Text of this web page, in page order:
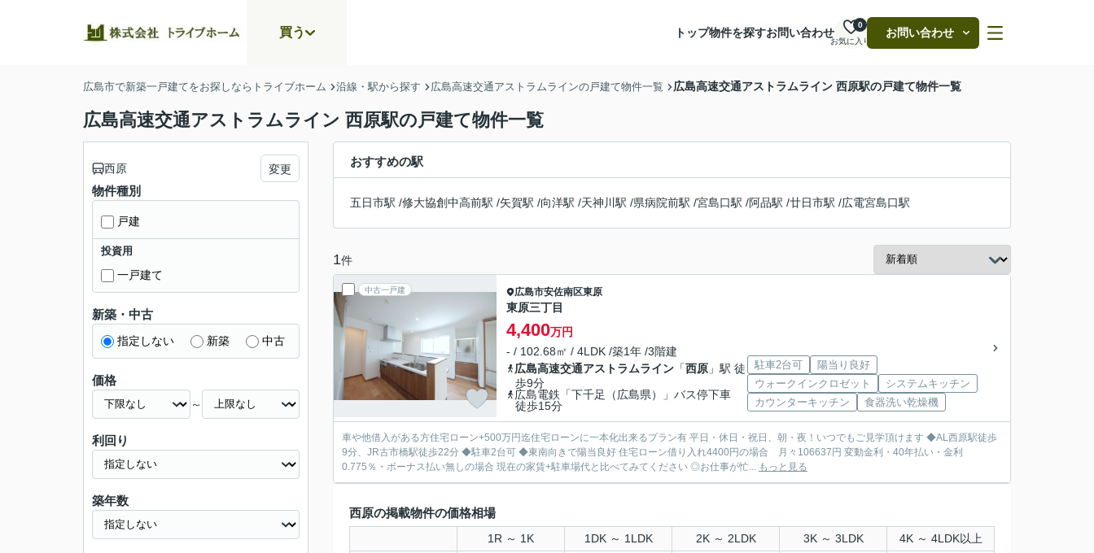
買う トップ物件を探すお問い合わせ
お気に入り
0
お問い合わせ
広島市で新築一戸建てをお探しならトライブホーム 沿線・駅から探す 広島高速交通アストラムラインの戸建て物件一覧 広島高速交通アストラムライン 西原駅の戸建て物件一覧
広島高速交通アストラムライン 西原駅の戸建て物件一覧
おすすめの駅
五日市駅 /修大協創中高前駅 /矢賀駅 /向洋駅 /天神川駅 /県病院前駅 /宮島口駅 /阿品駅 /廿日市駅 /広電宮島口駅
1件
中古一戸建 広島市安佐南区東原
東原三丁目
4,400万円
- / 102.68㎡ / 4LDK /築1年 /3階建
広島高速交通アストラムライン 「西原 」駅 徒
歩9分
広島電鉄「下千足（広島県）」バス停下車
徒歩15分
駐車2台可
陽当り良好
ウォークインクロゼット
システムキッチン
カウンターキッチン
食器洗い乾燥機
車や他借入がある方住宅ローン+500万円迄住宅ローンに一本化出来るプラン有 平日・休日・祝日、朝・夜！いつでもご見学頂けます ◆AL西原駅徒歩
9分、JR古市橋駅徒歩22分 ◆駐車2台可 ◆東南向きで陽当良好 住宅ローン借り入れ4400円の場合 月々106637円 変動金利・40年払い・金利
0.775％・ボーナス払い無しの場合 現在の家賃+駐車場代と比べてみてください ◎お仕事が忙... もっと見る
西原の掲載物件の価格相場
1R ～ 1K 1DK ～ 1LDK 2K ～ 2LDK 3K ～ 3LDK 4K ～ 4LDK以上
西原 変更
物件種別
戸建
投資用
一戸建て
新築・中古
指定しない 新築 中古
価格
～
利回り
築年数